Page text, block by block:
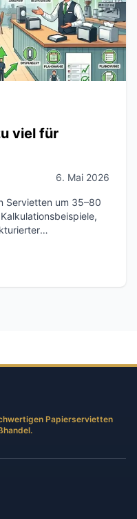
viel für
6. Mai 2026
Servietten um 35–80
Papierservietten